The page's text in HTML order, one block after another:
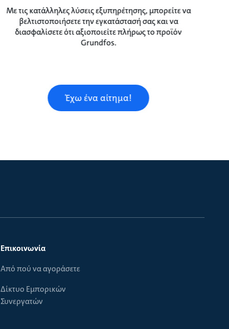
Με τις κατάλληλες λύσεις εξυπηρέτησης, μπορείτε να
βελτιστοποιήσετε την εγκατάστασή σας και να
διασφαλίσετε ότι αξιοποιείτε πλήρως το προϊόν
Grundfos.
Έχω ένα αίτημα!
Επικοινωνία
Από πού να αγοράσετε
Δίκτυο Εμπορικών
Συνεργατών